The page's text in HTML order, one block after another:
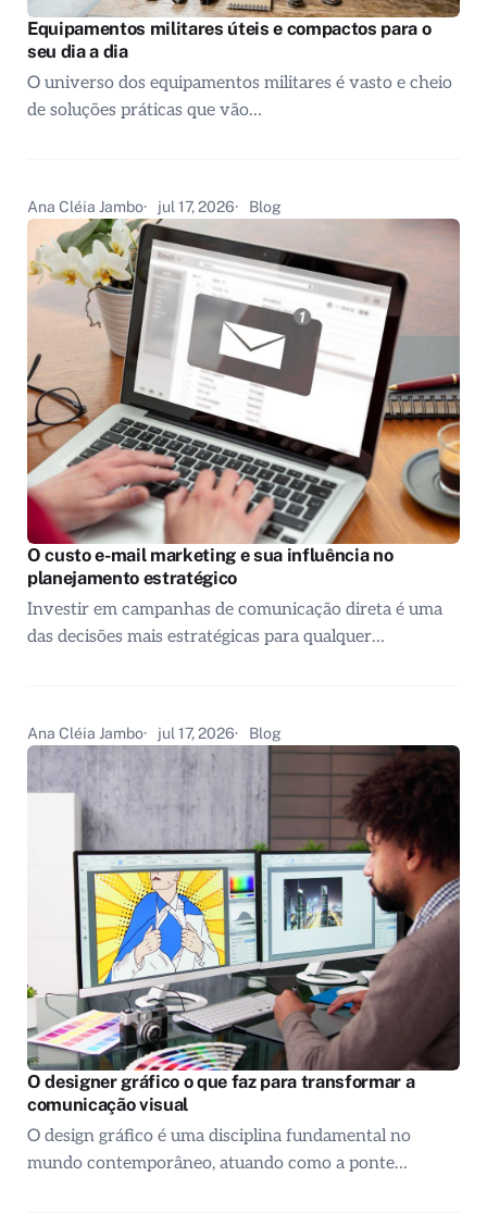
Equipamentos militares úteis e compactos para o
seu dia a dia
O universo dos equipamentos militares é vasto e cheio
de soluções práticas que vão…
Ana Cléia Jambo jul 17, 2026 Blog
O custo e-mail marketing e sua influência no
planejamento estratégico
Investir em campanhas de comunicação direta é uma
das decisões mais estratégicas para qualquer…
Ana Cléia Jambo jul 17, 2026 Blog
O designer gráfico o que faz para transformar a
comunicação visual
O design gráfico é uma disciplina fundamental no
mundo contemporâneo, atuando como a ponte…